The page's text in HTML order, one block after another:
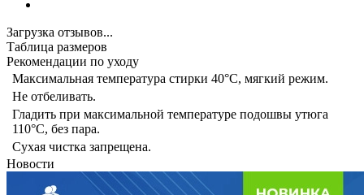
Загрузка отзывов...
Таблица размеров
Рекомендации по уходу
Максимальная температура стирки 40°C, мягкий режим.
Не отбеливать.
Гладить при максимальной температуре подошвы утюга
110°C, без пара.
Сухая чистка запрещена.
Новости